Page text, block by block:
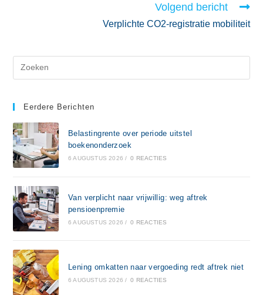
Volgend bericht
Verplichte CO2-registratie mobiliteit
Eerdere Berichten
Belastingrente over periode uitstel
boekenonderzoek
6 AUGUSTUS 2026 / 0 REACTIES
Van verplicht naar vrijwillig: weg aftrek
pensioenpremie
6 AUGUSTUS 2026 / 0 REACTIES
Lening omkatten naar vergoeding redt aftrek niet
6 AUGUSTUS 2026 / 0 REACTIES